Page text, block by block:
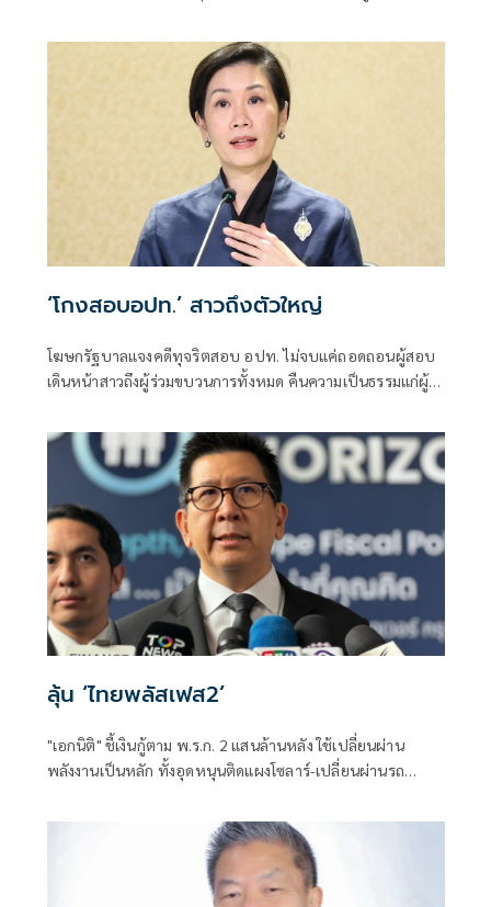
เจ้าของเป็นผู้ต้องหาร่วม
‘โกงสอบอปท.’ สาวถึงตัวใหญ่
โฆษกรัฐบาลแจงคดีทุจริตสอบ อปท. ไม่จบแค่ถอดถอนผู้สอบ
เดินหน้าสาวถึงผู้ร่วมขบวนการทั้งหมด คืนความเป็นธรรมแก่ผู้
ประชาชนต่อระบบการสอบเข้ารับราชการทุกระดับ
ลุ้น ‘ไทยพลัสเฟส2’
"เอกนิติ" ชี้เงินกู้ตาม พ.ร.ก. 2 แสนล้านหลัง ใช้เปลี่ยนผ่าน
พลังงานเป็นหลัก ทั้งอุดหนุนติดแผงโซลาร์-เปลี่ยนผ่านรถ
พร้อมให้ใช้กับไทยเที่ยวไทยพลัส ส่วนไทยช่วยไทยพลัส เฟส 2
รอประเมินความเหมาะสม นายกฯ เผยจะพยายาม